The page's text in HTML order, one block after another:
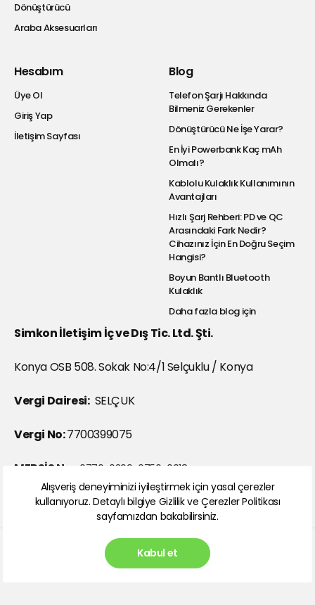
Alışveriş deneyiminizi iyileştirmek için yasal çerezler
kullanıyoruz. Detaylı bilgiye Gizlilik ve Çerezler Politikası
sayfamızdan bakabilirsiniz.
Kabul et
Dönüştürücü
Araba Aksesuarları
Hesabım
Üye Ol
Giriş Yap
İletişim Sayfası
Blog
Telefon Şarjı Hakkında
Bilmeniz Gerekenler
Dönüştürücü Ne İşe Yarar?
En İyi Powerbank Kaç mAh
Olmalı?
Kablolu Kulaklık Kullanımının
Avantajları
Hızlı Şarj Rehberi: PD ve QC
Arasındaki Fark Nedir?
Cihazınız İçin En Doğru Seçim
Hangisi?
Boyun Bantlı Bluetooth
Kulaklık
Daha fazla blog için
Simkon İletişim İç ve Dış Tic. Ltd. Şti.
Konya OSB 508. Sokak No:4/1 Selçuklu / Konya
Vergi Dairesi:SELÇUK
Vergi No:7700399075
MERSİS No: 0770-0399-0750-0018
KEP Adresi: simkoniletisim@hs01.kep.tr